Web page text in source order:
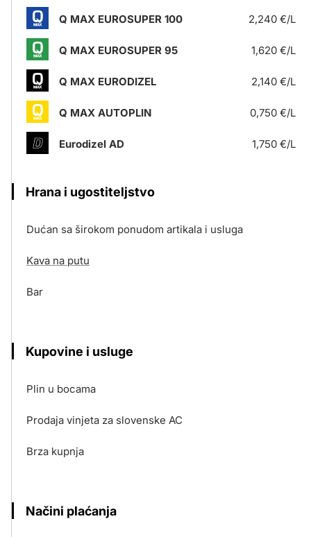
Q MAX EUROSUPER 100 2,240 €/L
Q MAX EUROSUPER 95 1,620 €/L
Q MAX EURODIZEL 2,140 €/L
Q MAX AUTOPLIN 0,750 €/L
Eurodizel AD 1,750 €/L
Hrana i ugostiteljstvo
Dućan sa širokom ponudom artikala i usluga
Kava na putu
Bar
Kupovine i usluge
Plin u bocama
Prodaja vinjeta za slovenske AC
Brza kupnja
Načini plaćanja